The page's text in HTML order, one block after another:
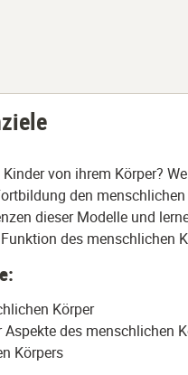
von ihrem Körper?
den
dieser Modelle und
des menschlichen
Körper
des menschlichen
Körpers